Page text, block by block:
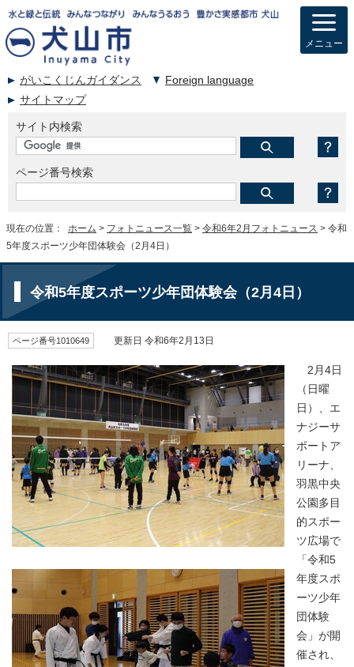
がいこくじんガイダンス
Foreign language
サイトマップ
サイト内検索
ページ番号検索
メニュー
現在の位置： ホーム > フォトニュース一覧 > 令和6年2月フォトニュース > 令和
5年度スポーツ少年団体験会（2月4日）
令和5年度スポーツ少年団体験会（2月4日）
ページ番号1010649 更新日 令和6年2月13日
2月4日
（日曜
日）、エ
ナジーサ
ポートア
リーナ、
羽黒中央
公園多目
的スポー
ツ広場で
「令和5
年度スポ
ーツ少年
団体験
会」が開
催され、